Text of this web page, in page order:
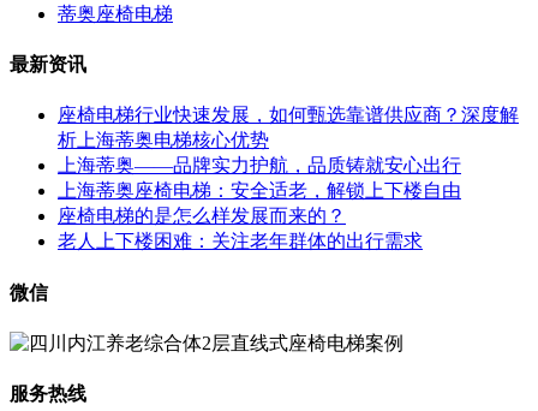
蒂奥座椅电梯
最新资讯
座椅电梯行业快速发展，如何甄选靠谱供应商？深度解
析上海蒂奥电梯核心优势
上海蒂奥——品牌实力护航，品质铸就安心出行
上海蒂奥座椅电梯：安全适老，解锁上下楼自由
座椅电梯的是怎么样发展而来的？
老人上下楼困难：关注老年群体的出行需求
微信
服务热线